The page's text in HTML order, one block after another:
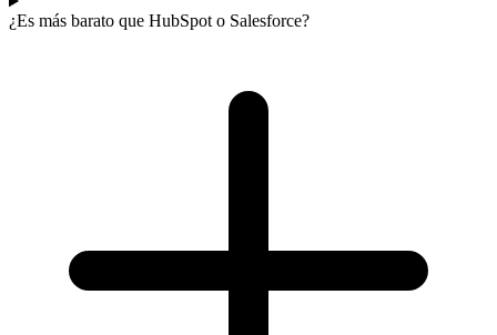
¿Es más barato que HubSpot o Salesforce?